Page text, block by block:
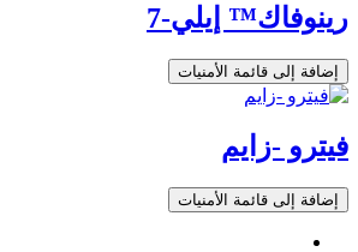
رينوفاك™ إيلي-7
إضافة إلى قائمة الأمنيات
فيترو -زايم
إضافة إلى قائمة الأمنيات